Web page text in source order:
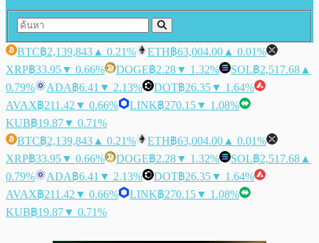
BTC฿2,139,843 ▲ 0.21% ETH฿63,004.00 ▲ 0.01%
XRP฿33.95▼ 0.66% DOGE฿2.28▼ 1.32% SOL฿2,517.68 ▲
0.79%
ADA฿6.41 ▼ 2.13% DOT฿26.35▼ 1.64%
AVAX฿211.42 ▼ 0.66% LINK฿270.15▼ 1.08%
KUB฿19.87▼ 0.71%
BTC฿2,139,843 ▲ 0.21% ETH฿63,004.00 ▲ 0.01%
XRP฿33.95▼ 0.66% DOGE฿2.28▼ 1.32% SOL฿2,517.68 ▲
0.79%
ADA฿6.41 ▼ 2.13% DOT฿26.35▼ 1.64%
AVAX฿211.42 ▼ 0.66% LINK฿270.15▼ 1.08%
KUB฿19.87▼ 0.71%